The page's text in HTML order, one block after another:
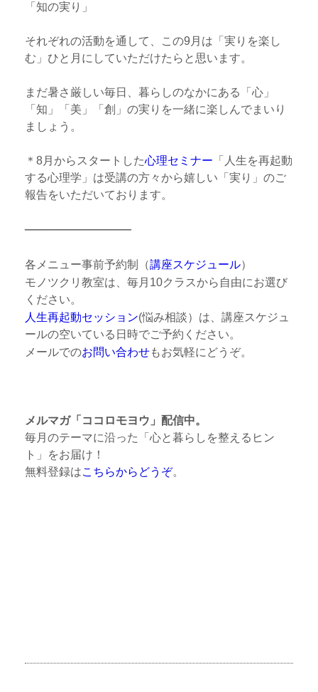
「知の実り」
それぞれの活動を通して、この9月は「実りを楽し
む」ひと月にしていただけたらと思います。
まだ暑さ厳しい毎日、暮らしのなかにある「心」
「知」「美」「創」の実りを一緒に楽しんでまいり
ましょう。
＊8月からスタートした心理セミナー 「人生を再起動
する心理学」は受講の方々から嬉しい「実り」のご
報告をいただいております。
──────────
各メニュー事前予約制（講座スケジュール）
モノツクリ教室は、毎月10クラスから自由にお選び
ください。
人生再起動セッション(悩み相談）は、講座スケジュ
ールの空いている日時でご予約ください。
メールでのお問い合わせもお気軽にどうぞ。
メルマガ「ココロモヨウ」配信中。
毎月のテーマに沿った「心と暮らしを整えるヒン
ト」をお届け！
無料登録はこちらからどうぞ。